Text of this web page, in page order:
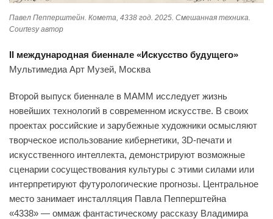
Павел Пепперштейн. Комета, 4338 год. 2025. Смешанная техника.
Courtesy автор
II международная биеннале «Искусство будущего»
Мультимедиа Арт Музей, Москва
Второй выпуск биеннале в МАММ исследует жизнь
новейших технологий в современном искусстве. В своих
проектах российские и зарубежные художники осмысляют
творческое использование кибернетики, 3D-печати и
искусственного интеллекта, демонстрируют возможные
сценарии сосуществования культуры с этими силами или
интерпретируют футурологические прогнозы. Центральное
место занимает инсталляция Павла Пепперштейна
«4338» — оммаж фантастическому рассказу Владимира